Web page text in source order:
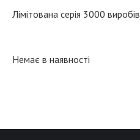
Лімітована серія 3000 виробів
Немає в наявності